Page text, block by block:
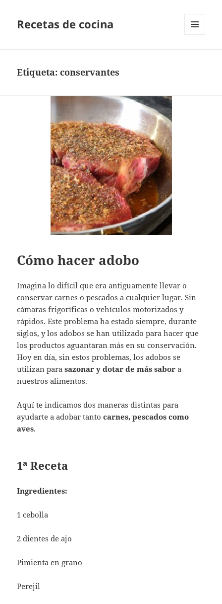
Recetas de cocina
Etiqueta:conservantes
Cómo hacer adobo
Imagina lo difícil que era antiguamente llevar o
conservar carnes o pescados a cualquier lugar. Sin
cámaras frigoríficas o vehículos motorizados y
rápidos. Este problema ha estado siempre, durante
siglos, y los adobos se han utilizado para hacer que
los productos aguantaran más en su conservación.
Hoy en día, sin estos problemas, los adobos se
utilizan parasazonar y dotar de más sabor a
nuestros alimentos.
Aquí te indicamos dos maneras distintas para
ayudarte a adobar tantocarnes, pescados como
aves.
1ª Receta
Ingredientes:
1 cebolla
2 dientes de ajo
Pimienta en grano
Perejil